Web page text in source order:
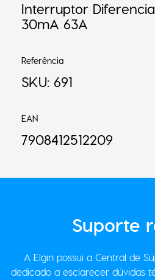
Interruptor
30mA 63A
Referência
SKU: 691
EAN
7908412512209
Suporte
A Elgin possui a Central de
dedicado a esclarecer dúvidas